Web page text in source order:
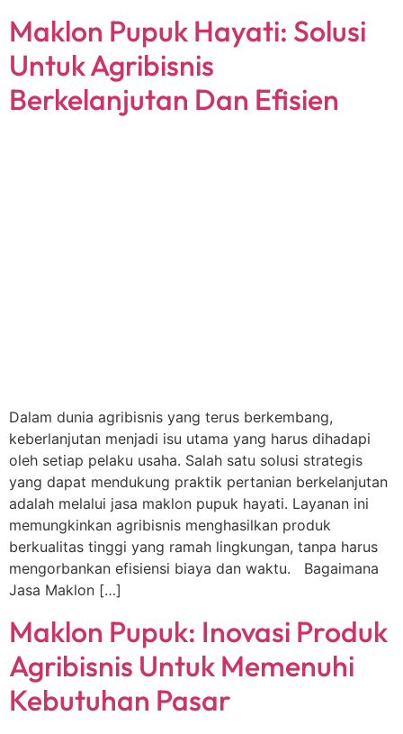
Maklon Pupuk Hayati: Solusi
Untuk Agribisnis
Berkelanjutan Dan Efisien
Dalam dunia agribisnis yang terus berkembang,
keberlanjutan menjadi isu utama yang harus dihadapi
oleh setiap pelaku usaha. Salah satu solusi strategis
yang dapat mendukung praktik pertanian berkelanjutan
adalah melalui jasa maklon pupuk hayati. Layanan ini
memungkinkan agribisnis menghasilkan produk
berkualitas tinggi yang ramah lingkungan, tanpa harus
mengorbankan efisiensi biaya dan waktu. Bagaimana
Jasa Maklon […]
Maklon Pupuk: Inovasi Produk
Agribisnis Untuk Memenuhi
Kebutuhan Pasar